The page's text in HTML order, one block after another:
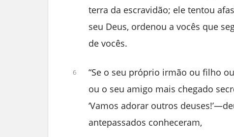
terra da escravidão; ele tentou
seu Deus, ordenou a vocês que
de vocês.
6
“Se o seu próprio irmão ou filho
ou o seu amigo mais chegado
‘Vamos adorar outros
antepassados conheceram,